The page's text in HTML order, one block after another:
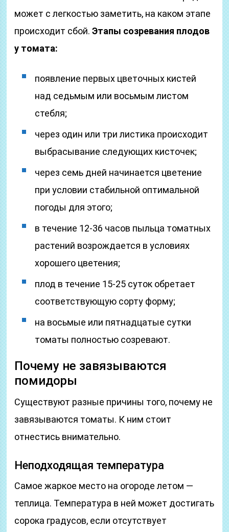
может с легкостью заметить, на каком этапе
происходит сбой.Этапы созревания плодов
у томата:
появление первых цветочных кистей
над седьмым или восьмым листом
стебля;
через один или три листика происходит
выбрасывание следующих кисточек;
через семь дней начинается цветение
при условии стабильной оптимальной
погоды для этого;
в течение 12-36 часов пыльца томатных
растений возрождается в условиях
хорошего цветения;
плод в течение 15-25 суток обретает
соответствующую сорту форму;
на восьмые или пятнадцатые сутки
томаты полностью созревают.
Почему не завязываются
помидоры
Существуют разные причины того, почему не
завязываются томаты. К ним стоит
отнестись внимательно.
Неподходящая температура
Самое жаркое место на огороде летом —
теплица. Температура в ней может достигать
сорока градусов, если отсутствует